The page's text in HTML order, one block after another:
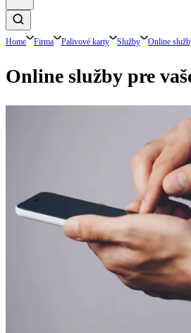
Home Firma Palivové karty Služby Online
Online služby pre